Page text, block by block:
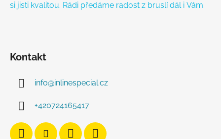
si jisti kvalitou. Rádi předáme radost z bruslí dál i Vám.
Kontakt
info@inlinespecial.cz
+420724165417